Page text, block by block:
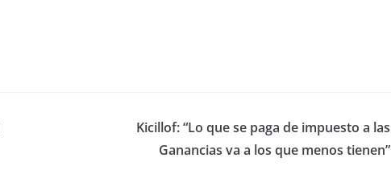
Kicillof: “Lo que se paga de impuesto a las
Ganancias va a los que menos tienen”